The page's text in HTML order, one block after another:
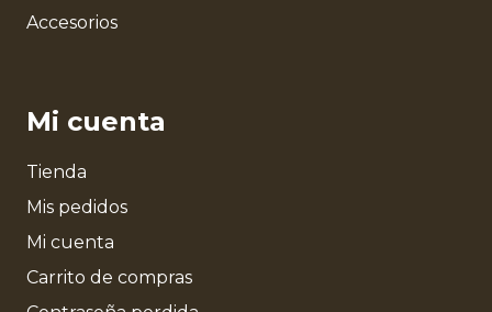
Accesorios
Mi cuenta
Tienda
Mis pedidos
Mi cuenta
Carrito de compras